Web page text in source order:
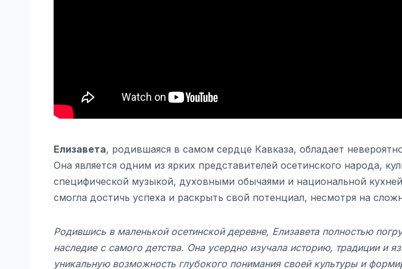
Елизавета, родившаяся в самом сердце Кавказа, обладает
Она является одним из ярких представителей осетинского народа,
специфической музыкой, духовными обычаями и национальной
смогла достичь успеха и раскрыть свой потенциал, несмотря на
Родившись в маленькой осетинской деревне, Елизавета полностью
наследие с самого детства. Она усердно изучала историю, традиции и
уникальную возможность глубокого понимания своей культуры и